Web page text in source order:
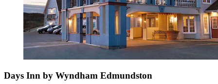
Days Inn by Wyndham Edmundston